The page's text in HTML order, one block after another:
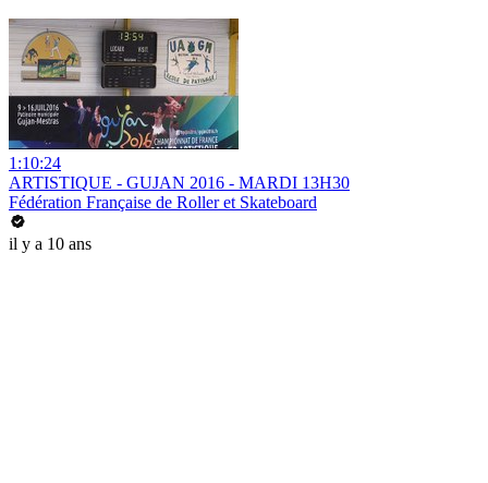
1:10:24
ARTISTIQUE - GUJAN 2016 - MARDI 13H30
Fédération Française de Roller et Skateboard
il y a 10 ans